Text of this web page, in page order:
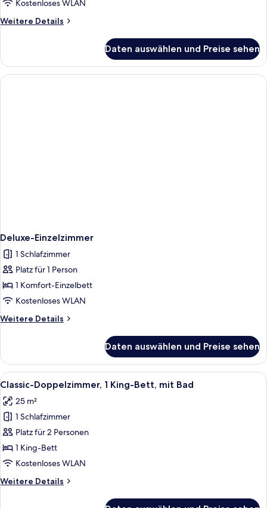
Kostenloses WLAN
Weitere Details
Weitere
Einzelzimmer
Daten auswählen und Preise sehen
Deluxe-Einzelzimmer
1 Schlafzimmer
Platz für 1 Person
1 Komfort-Einzelbett
Kostenloses WLAN
Weitere Details
Weitere
Einzelzimmer
Daten auswählen und Preise sehen
Alle
Fotos
für
Classic-
Doppelzimmer,
1 King-
Bett,
Bad
Ein Hotelzimmer mit Bett,
5
Classic-Doppelzimmer, 1 King-Bett, mit Bad
25 m²
1 Schlafzimmer
Platz für 2 Personen
1 King-Bett
Kostenloses WLAN
Weitere Details
Weitere